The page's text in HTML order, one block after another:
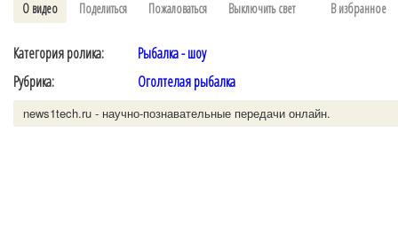
О видео Поделиться Пожаловаться Выключить свет В избранное
Категория ролика:
Рыбалка - шоу
Рубрика:
Оголтелая рыбалка
news1tech.ru - научно-познавательные передачи онлайн.